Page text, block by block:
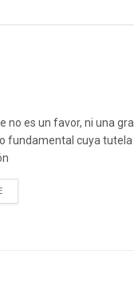
no es un favor, ni una
fundamental cuya
DETAILS